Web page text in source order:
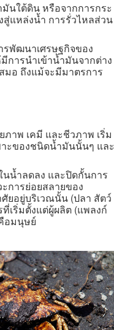
นใต้ดิน หรือจากการกระ
แหล่งน้ำ การรั่วไหลส่วน
พัฒนาเศรษฐกิจของ
การนำเข้าน้ำมันจากต่าง
มอ ถึงแม้จะมีมาตรการ
าพ เคมี และชีวภาพ เริ่ม
ะของชนิดน้ำมันนั้นๆ และ
น้ำลดลง และปิดกั้นการ
การย่อยสลายของ
ยอยู่บริเวณนั้น (ปลา สัตว์
เริ่มตั้งแต่ผู้ผลิต (แพลงก์
อมนุษย์